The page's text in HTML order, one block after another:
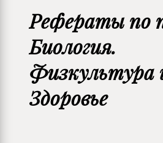
Рефераты по
Биология.
Физкультура
Здоровье